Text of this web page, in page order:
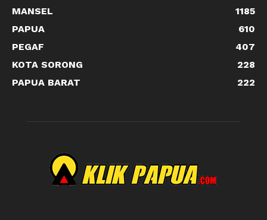
MANSEL
1185
PAPUA
610
PEGAF
407
KOTA SORONG
228
PAPUA BARAT
222